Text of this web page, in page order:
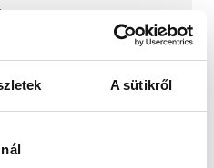
A sütikről
ma is rossz
Ínség-
egyet